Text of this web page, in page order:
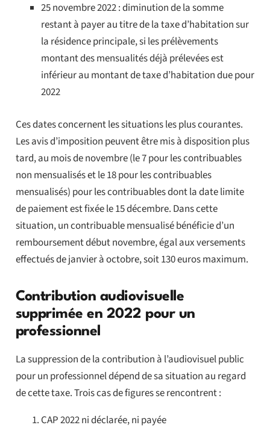
25 novembre 2022 : diminution de la somme
restant à payer au titre de la taxe d’habitation sur
la résidence principale, si les prélèvements
montant des mensualités déjà prélevées est
inférieur au montant de taxe d’habitation due pour
2022
Ces dates concernent les situations les plus courantes.
Les avis d’imposition peuvent être mis à disposition plus
tard, au mois de novembre (le 7 pour les contribuables
non mensualisés et le 18 pour les contribuables
mensualisés) pour les contribuables dont la date limite
de paiement est fixée le 15 décembre. Dans cette
situation, un contribuable mensualisé bénéficie d’un
remboursement début novembre, égal aux versements
effectués de janvier à octobre, soit 130 euros maximum.
Contribution audiovisuelle
supprimée en 2022 pour un
professionnel
La suppression de la contribution à l’audiovisuel public
pour un professionnel dépend de sa situation au regard
de cette taxe. Trois cas de figures se rencontrent :
CAP 2022 ni déclarée, ni payée